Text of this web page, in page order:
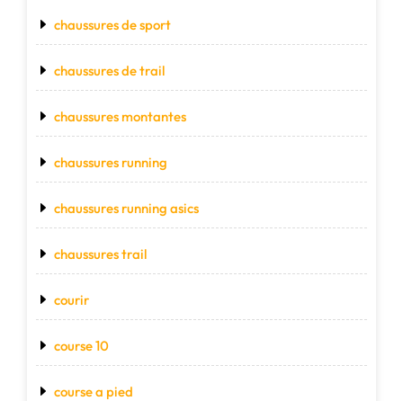
chaussures de sport
chaussures de trail
chaussures montantes
chaussures running
chaussures running asics
chaussures trail
courir
course 10
course a pied